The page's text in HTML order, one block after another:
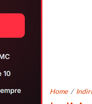
Home /